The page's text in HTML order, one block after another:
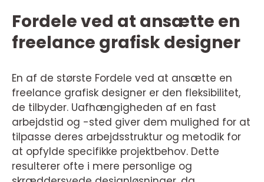
Fordele ved at ansætte en
freelance grafisk designer
En af de største Fordele ved at ansætte en
freelance grafisk designer er den fleksibilitet,
de tilbyder. Uafhængigheden af en fast
arbejdstid og -sted giver dem mulighed for at
tilpasse deres arbejdsstruktur og metodik for
at opfylde specifikke projektbehov. Dette
resulterer ofte i mere personlige og